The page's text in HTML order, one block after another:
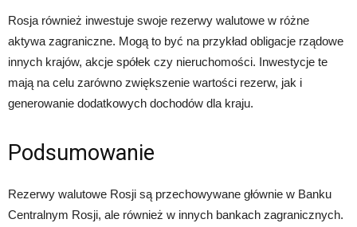
Rosja również inwestuje swoje rezerwy walutowe w różne
aktywa zagraniczne. Mogą to być na przykład obligacje rządowe
innych krajów, akcje spółek czy nieruchomości. Inwestycje te
mają na celu zarówno zwiększenie wartości rezerw, jak i
generowanie dodatkowych dochodów dla kraju.
Podsumowanie
Rezerwy walutowe Rosji są przechowywane głównie w Banku
Centralnym Rosji, ale również w innych bankach zagranicznych.